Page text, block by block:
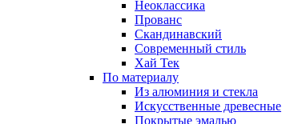
Неоклассика
Прованс
Скандинавский
Современный стиль
Хай Тек
По материалу
Из алюминия и стекла
Искусственные древесные
Покрытые эмалью